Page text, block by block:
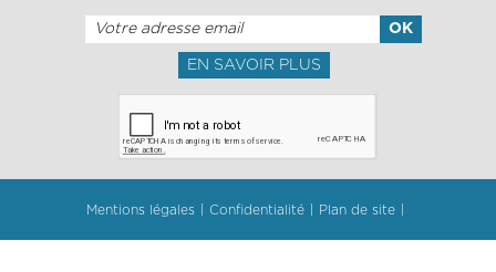
EN SAVOIR PLUS
Mentions légales Confidentialité Plan de site